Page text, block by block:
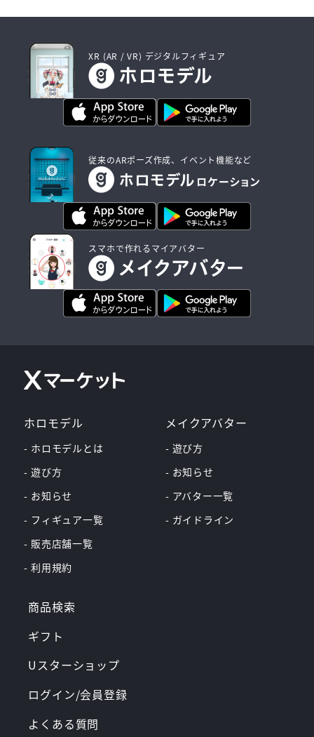
XR (AR / VR) デジタルフィギュア
従来のARポーズ作成、イベント機能など
スマホで作れるマイアバター
ホロモデル
- ホロモデルとは
- 遊び方
- お知らせ
- フィギュア一覧
- 販売店舗一覧
- 利用規約
メイクアバター
- 遊び方
- お知らせ
- アバター一覧
- ガイドライン
商品検索
ギフト
Uスターショップ
ログイン/会員登録
よくある質問